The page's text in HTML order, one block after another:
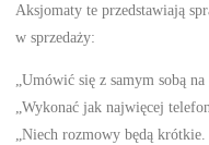
Aksjomaty te przedstawiają
w sprzedaży:
„Umówić się z samym sobą
„Wykonać jak najwięcej
„Niech rozmowy będą krótkie.